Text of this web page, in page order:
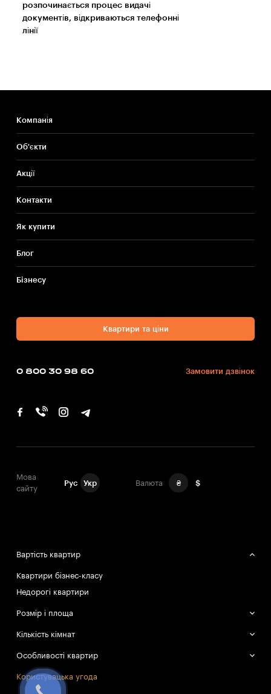
розпочинається процес видачі
документів, відкриваються телефонні
лінії
Компанія
Об'єкти
Акції
Контакти
Як купити
Блог
Бiзнесу
Квартири та ціни
0 800 30 98 60 Замовити дзвінок
Мова
сайту
Рус Укр Валюта ₴ $
Вартість квартир
Квартири бізнес-класу
Недорогі квартири
Розмір і площа
Великі квартири
Маленькі квартири
Кількість кімнат
Однокімнатні квартири
Двокімнатні квартири
Трикімнатні квартири
Особливості квартир
Смарт-квартири
Користувацька угода